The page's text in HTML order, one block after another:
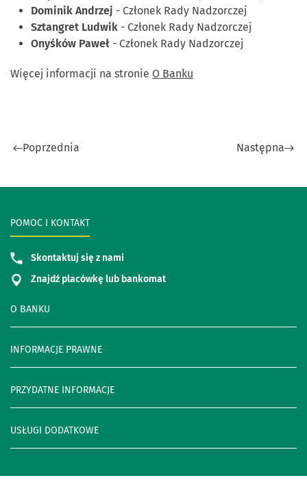
Dominik Andrzej - Członek Rady Nadzorczej
Sztangret Ludwik - Członek Rady Nadzorczej
Onyśków Paweł - Członek Rady Nadzorczej
Więcej informacji na stronie O Banku
Poprzednia Następna
O BANKU
INFORMACJE PRAWNE
PRZYDATNE INFORMACJE
USŁUGI DODATKOWE
POMOC I KONTAKT
Skontaktuj się z nami
Znajdź placówkę lub bankomat